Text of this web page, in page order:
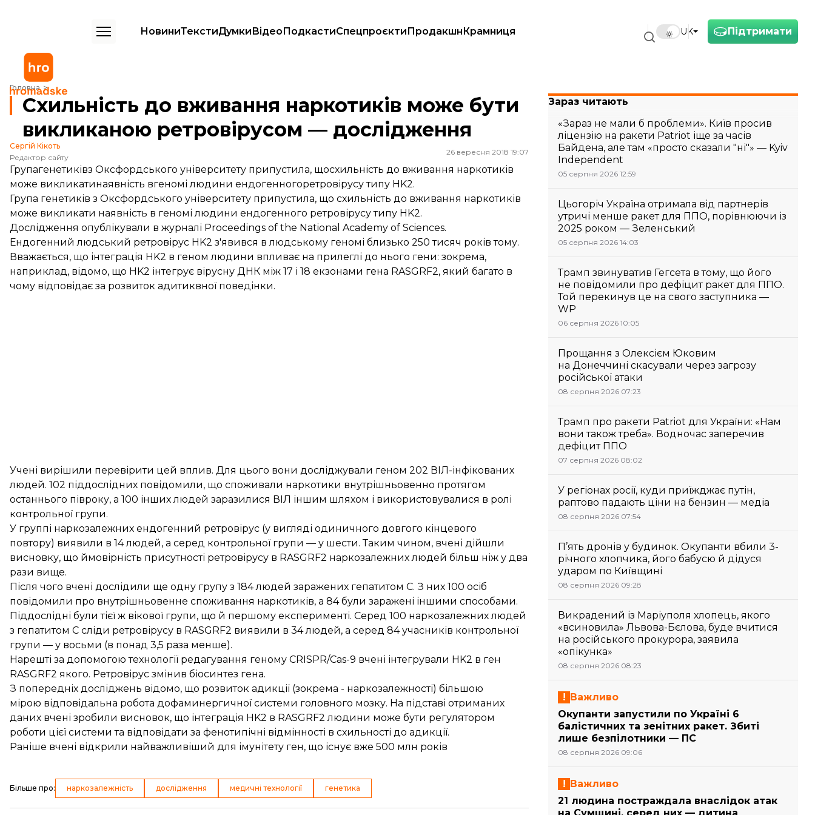
Підтримати
UK
НовиниТекстиДумкиВідеоПодкастиСпецпроєктиПродакшнКрамниця
Головна
Схильність до вживання наркотиків може бути викликаною ретровірусом — дослідження
Схильність до вживання наркотиків може бути
викликаною ретровірусом — дослідження
Сергій Кікоть
Редактор сайту
26 вересня 2018 19:07
Групагенетиківз Оксфордського університету припустила, щосхильність до вживання наркотиків
може викликатинаявність вгеномі людини ендогенногоретровірусу типу HK2.
Група генетиків з Оксфордського університету припустила, що схильність до вживання наркотиків
може викликати наявність в геномі людини ендогенного ретровірусу типу HK2.
Дослідження опублікували в журналі Proceedings of the National Academy of Sciences.
Ендогенний людський ретровірус HK2 з'явився в людському геномі близько 250 тисяч років тому.
Вважається, що інтеграція HK2 в геном людини впливає на прилеглі до нього гени: зокрема,
наприклад, відомо, що HK2 інтегрує вірусну ДНК між 17 і 18 екзонами гена RASGRF2, який багато в
чому відповідає за розвиток адитиквної поведінки.
Учені вирішили перевірити цей вплив. Для цього вони досліджували геном 202 ВІЛ-інфікованих
людей. 102 піддослідних повідомили, що споживали наркотики внутрішньовенно протягом
останнього півроку, а 100 інших людей заразилися ВІЛ іншим шляхом і використовувалися в ролі
контрольної групи.
У группі наркозалежних ендогенний ретровірус (у вигляді одиничного довгого кінцевого
повтору) виявили в 14 людей, а серед контрольної групи — у шести. Таким чином, вчені дійшли
висновку, що ймовірність присутності ретровірусу в RASGRF2 наркозалежних людей більш ніж у два
рази вище.
Після чого вчені дослідили ще одну групу з 184 людей заражених гепатитом C. З них 100 осіб
повідомили про внутрішньовенне споживання наркотиків, а 84 були заражені іншими способами.
Піддослідні були тієї ж вікової групи, що й першому експерименті. Серед 100 наркозалежних людей
з гепатитом C сліди ретровірусу в RASGRF2 виявили в 34 людей, а серед 84 учасників контрольної
групи — у восьми (в понад 3,5 раза менше).
Нарешті за допомогою технології редагування геному CRISPR/Cas-9 вчені інтегрували HK2 в ген
RASGRF2 якого. Ретровірус змінив біосинтез гена.
З попередніх досліджень відомо, що розвиток адикції (зокрема - наркозалежності) більшою
мірою відповідальна робота дофаминергичної системи головного мозку. На підставі отриманих
даних вчені зробили висновок, що інтеграція HK2 в RASGRF2 людини може бути регулятором
роботи цієї системи та відповідати за фенотипічні відмінності в схильності до адикції.
Раніше вчені відкрили найважливіший для імунітету ген, що існує вже 500 млн років
Більше про: наркозалежність дослідження медичні технології генетика
Зараз читають
«Зараз не мали б проблеми». Київ просив
ліцензію на ракети Patriot іще за часів
Байдена, але там «просто сказали "ні"» — Kyiv
Independent
05 серпня 2026 12:59
Цьогоріч Україна отримала від партнерів
утричі менше ракет для ППО, порівнюючи із
2025 роком — Зеленський
05 серпня 2026 14:03
Трамп звинуватив Гегсета в тому, що його
не повідомили про дефіцит ракет для ППО.
Той перекинув це на свого заступника —
WP
06 серпня 2026 10:05
Прощання з Олексієм Юковим
на Донеччині скасували через загрозу
російської атаки
08 серпня 2026 07:23
Трамп про ракети Patriot для України: «Нам
вони також треба». Водночас заперечив
дефіцит ППО
07 серпня 2026 08:02
У регіонах росії, куди приїжджає путін,
раптово падають ціни на бензин — медіа
08 серпня 2026 07:54
П’ять дронів у будинок. Окупанти вбили 3-
річного хлопчика, його бабусю й дідуся
ударом по Київщині
08 серпня 2026 09:28
Викрадений із Маріуполя хлопець, якого
«всиновила» Львова-Бєлова, буде вчитися
на російського прокурора, заявила
«опікунка»
08 серпня 2026 08:23
Важливо
Окупанти запустили по Україні 6
балістичних та зенітних ракет. Збиті
лише безпілотники — ПС
08 серпня 2026 09:06
Важливо
21 людина постраждала внаслідок атак